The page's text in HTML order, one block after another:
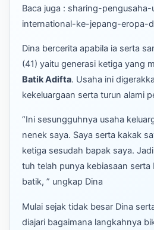
Baca juga : sharing-
international-ke-jepang-eropa-
Dina bercerita apabila ia serta
(41) yaitu generasi ketiga yang
Batik Adifta. Usaha ini
kekeluargaan serta turun alami
“Ini sesungguhnya usaha
nenek saya. Saya serta kakak
ketiga sesudah bapak saya.
tuh telah punya kebiasaan
batik, ” ungkap Dina
Mulai sejak tidak besar Dina
diajari bagaimana langkahnya